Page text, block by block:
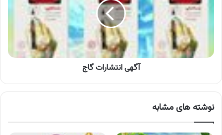
آگهی انتشارات گاج
نوشته های مشابه